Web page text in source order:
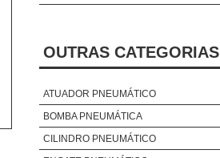
OUTRAS CATEGORIAS
ATUADOR PNEUMÁTICO
BOMBA PNEUMÁTICA
CILINDRO PNEUMÁTICO